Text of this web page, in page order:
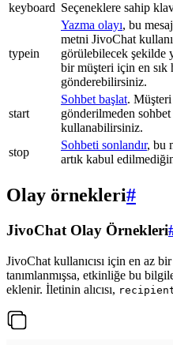
keyboard Seçeneklere sahip
typein
Yazma olayı, bu
metni JivoChat
görülebilecek şekilde
bir müşteri için en sık
gönderebilirsiniz.
start
Sohbet başlat. Müşteri
gönderilmeden
kullanabilirsiniz.
stop
Sohbeti sonlandır, bu
artık kabul
Olay örnekleri#
JivoChat Olay Örnekleri
JivoChat kullanıcısı için en az bir
tanımlanmışsa, etkinliğe bu
eklenir. İletinin alıcısı,